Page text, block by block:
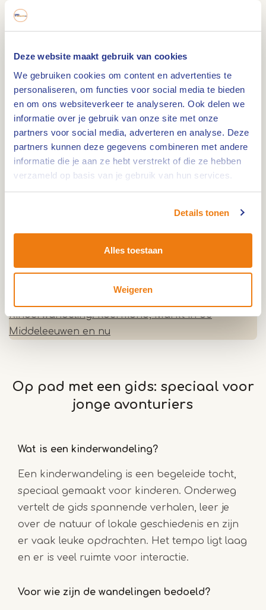
Deze website maakt gebruik van cookies
We gebruiken cookies om content en advertenties te
personaliseren, om functies voor social media te bieden
en om ons websiteverkeer te analyseren. Ook delen we
informatie over je gebruik van onze site met onze
partners voor social media, adverteren en analyse. Deze
partners kunnen deze gegevens combineren met andere
informatie die je aan ze hebt verstrekt of die ze hebben
verzameld op basis van je gebruik van hun services.
Details tonen
Alles toestaan
Weigeren
Kinderwandeling: Roermond en zijn Munsterkerk
0,0km
Kinderwandeling: Roermond en zijn bestuur en
rechtspraak in de Middeleeuwen en nu
0,0km
Kinderwandeling: Roermond en zijn gebouwen
Kinderwandeling: Roermond en zijn beroepen
Kinderwandeling: Roermond, Markt in de
Middeleeuwen en nu
Op pad met een gids: speciaal voor
jonge avonturiers
Wat is een kinderwandeling?
Een kinderwandeling is een begeleide tocht,
speciaal gemaakt voor kinderen. Onderweg
vertelt de gids spannende verhalen, leer je
over de natuur of lokale geschiedenis en zijn
er vaak leuke opdrachten. Het tempo ligt laag
en er is veel ruimte voor interactie.
Voor wie zijn de wandelingen bedoeld?